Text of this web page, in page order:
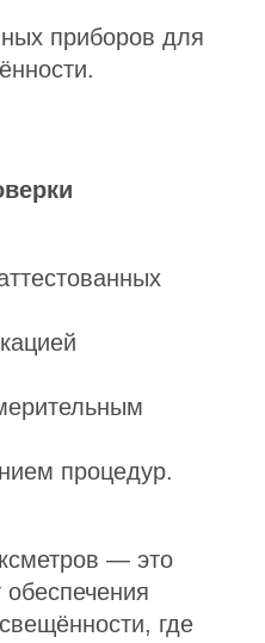
приборов для
процедур.
— это
где